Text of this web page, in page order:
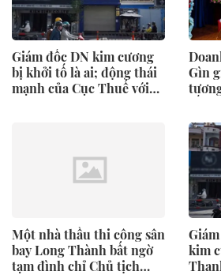
Giám đốc DN kim cương
bị khởi tố là ai; động thái
mạnh của Cục Thuế với
Gìn
Một nhà thầu thi công sân
bay Long Thành bất ngờ
tạm đình chỉ Chủ tịch
kim